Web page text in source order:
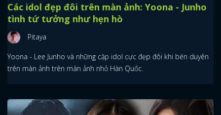
Các idol đẹp đôi trên màn ảnh: Yoona - Junho
tình tứ tưởng như hẹn hò
Pitaya
Yoona - Lee Junho và những cặp idol cực đẹp đôi khi bén duyên
trên màn ảnh trên màn ảnh nhỏ Hàn Quốc.